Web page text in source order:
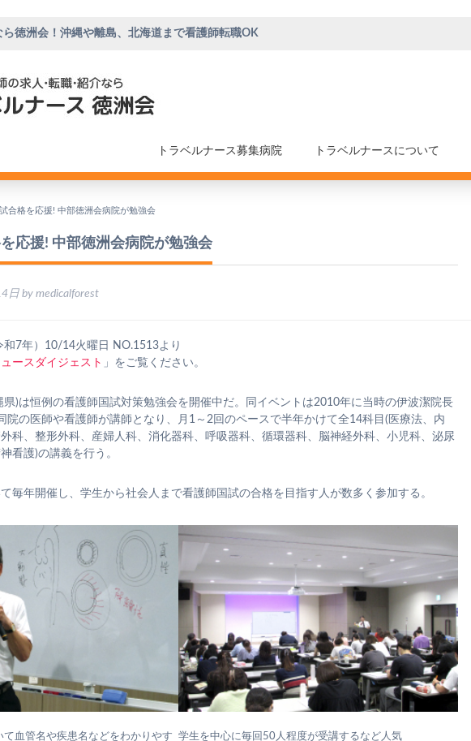
ら徳洲会！沖縄や離島、北海道まで看護師転職OK
トラベルナース募集病院 トラベルナースについて
合格を応援! 中部徳洲会病院が勉強会
応援! 中部徳洲会病院が勉強会
日 by medicalforest
7年）10/14火曜日 NO.1513より
ースダイジェスト 」をご覧ください。
県)は恒例の看護師国試対策勉強会を開催中だ。同イベントは2010年に当時の伊波潔院長
院の医師や看護師が講師となり、月1～2回のペースで半年かけて全14科目(医療法、内
科、整形外科、産婦人科、消化器科、呼吸器科、循環器科、脳神経外科、小児科、泌尿
看護)の講義を行う。
毎年開催し、学生から社会人まで看護師国試の合格を目指す人が数多く参加する。
血管名や疾患名などをわかりやす
学生を中心に毎回50人程度が受講するなど人気